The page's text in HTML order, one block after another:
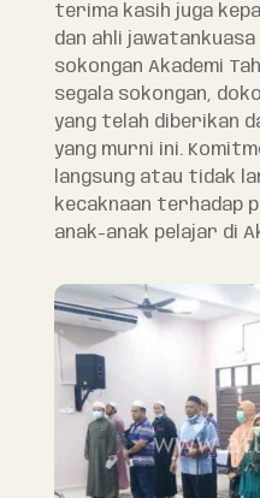
terima kasih juga
dan ahli
sokongan Akademi
segala sokongan,
yang telah diberikan
yang murni ini.
langsung atau tidak
kecaknaan terhadap
anak-anak pelajar di